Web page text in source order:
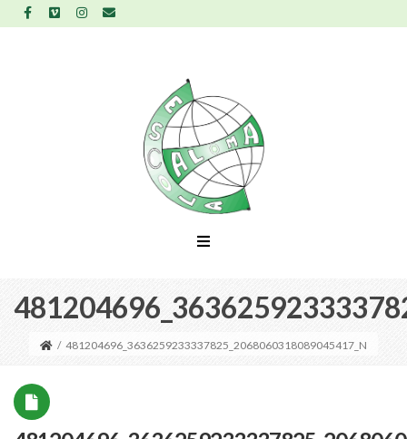
/ 481204696_3636259233337825_2068060318089045417_N